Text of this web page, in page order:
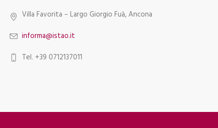
Villa Favorita – Largo Giorgio Fuà, Ancona
informa@istao.it
Tel. +39 0712137011